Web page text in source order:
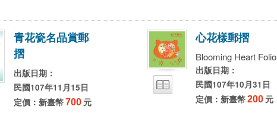
青花瓷名品賞郵
摺
出版日期：
民國107年11月15日
定價：新臺幣700 元
心花樣郵摺
Blooming Heart Folio
出版日期：
民國107年10月31日
定價：新臺幣200 元